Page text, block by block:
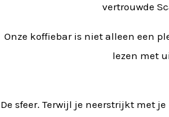
vertrouwde
Onze koffiebar is niet alleen een
lezen met
De sfeer. Terwijl je neerstrijkt met